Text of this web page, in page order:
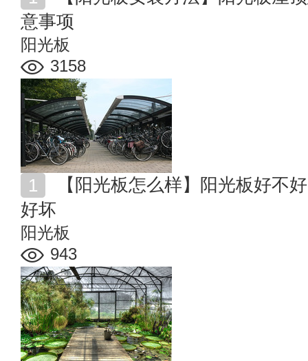
意事项
阳光板
3158
好坏
阳光板
943